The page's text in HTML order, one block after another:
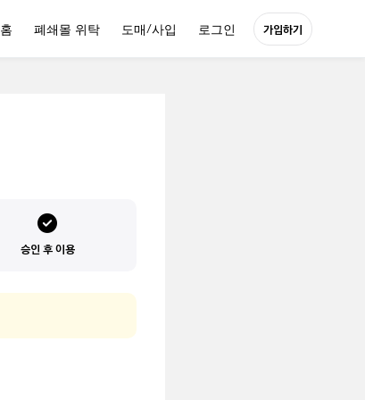
홈 폐쇄몰 위탁 도매/사입 로그인 가입하기
승인 후 이용